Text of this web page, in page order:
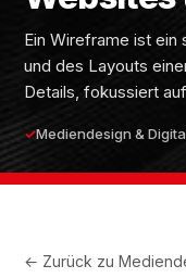
Ein Wireframe ist
und des Layouts
Details, fokussiert
Mediendesign &
← Zurück zu